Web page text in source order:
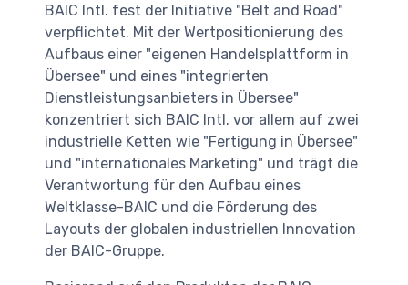
BAIC Intl. fest der Initiative "Belt and Road"
verpflichtet. Mit der Wertpositionierung des
Aufbaus einer "eigenen Handelsplattform in
Übersee" und eines "integrierten
Dienstleistungsanbieters in Übersee"
konzentriert sich BAIC Intl. vor allem auf zwei
industrielle Ketten wie "Fertigung in Übersee"
und "internationales Marketing" und trägt die
Verantwortung für den Aufbau eines
Weltklasse-BAIC und die Förderung des
Layouts der globalen industriellen Innovation
der BAIC-Gruppe.